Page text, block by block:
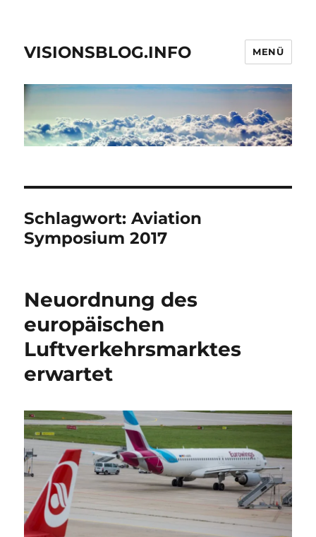
VISIONSBLOG.INFO MENÜ
Schlagwort:Aviation
Symposium 2017
Neuordnung des
europäischen
Luftverkehrsmarktes
erwartet